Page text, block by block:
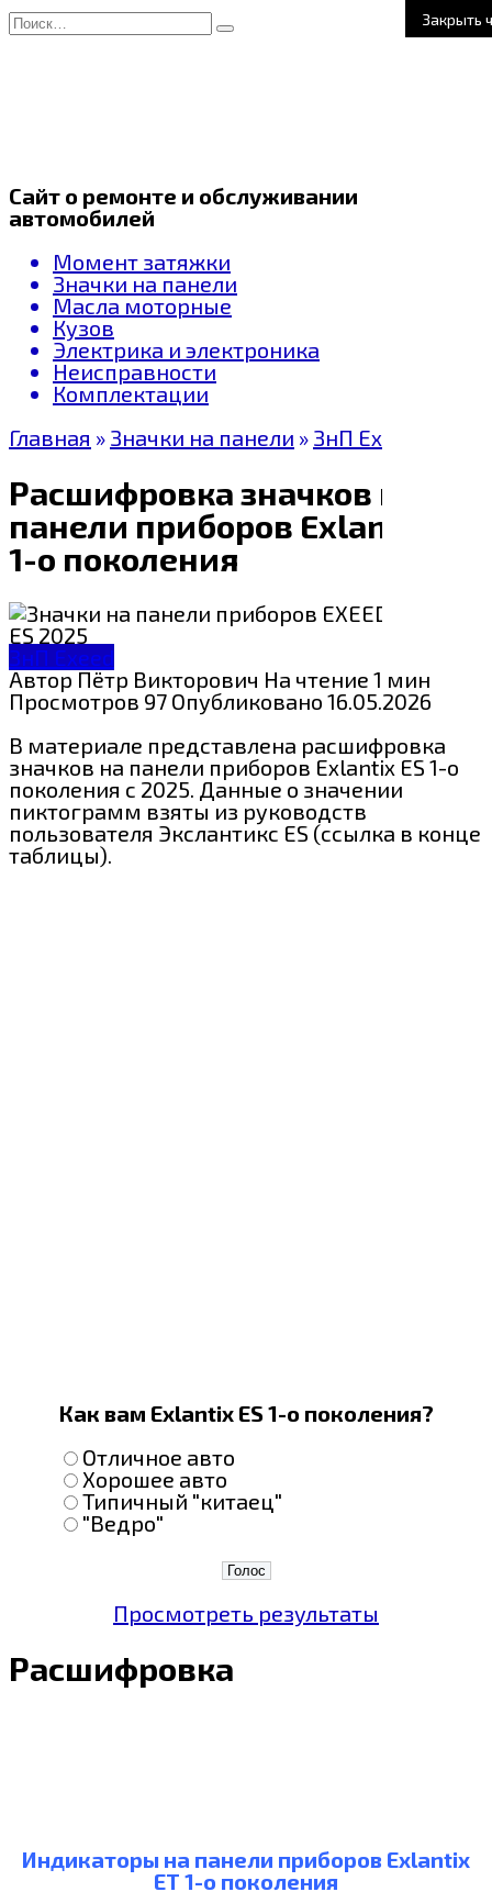
Закрыть
Перейти
к
Search
for:
Сайт о ремонте и обслуживании
автомобилей
Момент затяжки
Значки на панели
Масла моторные
Кузов
Электрика и электроника
Неисправности
Комплектации
Главная » Значки на панели » ЗнП Exeed
Расшифровка значков на
панели приборов Exlantix ES
1-о поколения
ЗнП Exeed
АвторПётр Викторович На чтение 1 мин
Просмотров 97 Опубликовано 16.05.2026
В материале представлена расшифровка
значков на панели приборов Exlantix ES 1-о
поколения c 2025. Данные о значении
пиктограмм взяты из руководств
пользователя Экслантикс ЕS (ссылка в конце
таблицы).
Как вам Exlantix ES 1-о поколения?
Отличное авто
Хорошее авто
Типичный "китаец"
"Ведро"
Просмотреть результаты
Расшифровка
Индикаторы на панели приборов Exlantix
ET 1-о поколения